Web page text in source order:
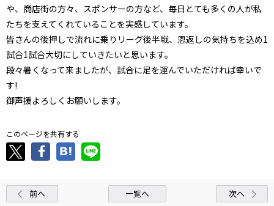
や、商店街の方々、スポンサーの方など、毎日とても多くの人が私
たちを支えてくれていることを実感しています。
皆さんの後押しで流れに乗りリーグ後半戦、恩返しの気持ちを込め1
試合1試合大切にしていきたいと思います。
段々暑くなって来ましたが、試合に足を運んでいただければ幸いで
す!
御声援よろしくお願いします。
このページを共有する
前へ 一覧へ 次へ